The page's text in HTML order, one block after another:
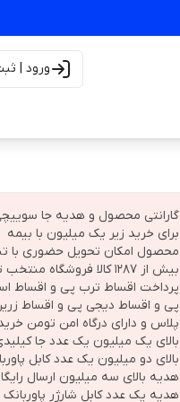
ورود |
گارانتی محصول و هدیه جا
برای خرید زیر یک میلیون با بیمه
محصول امکان تحویل حضوری با
بیش از 1287 کالا فروشگاه
پرداخت اقساط ترب پی و اقساط
پی و اقساط دیجی پی و اقساط
پلاس و دارای درگاه امن تومن
بالای یک میلیون یک عدد جا
بالای دو میلیون یک عدد کابل
هدیه بالای سه میلیون ارسال
هدیه یک عدد کابل شارژر پاوربانک